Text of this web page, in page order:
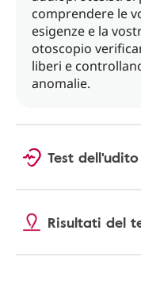
comprendere le
esigenze e la
otoscopio
liberi e
anomalie.
Test
Risultati del